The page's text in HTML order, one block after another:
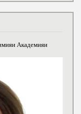
Академияи